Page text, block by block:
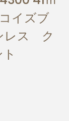
イズブ
レス ク